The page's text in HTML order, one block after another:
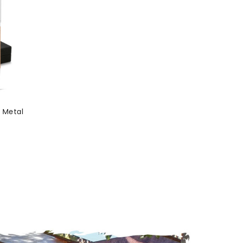
Personalizada